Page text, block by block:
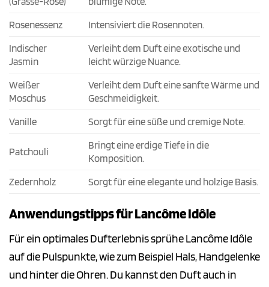
Rosenessenz
Intensiviert die Rosennoten.
Indischer
Jasmin
Verleiht dem Duft eine exotische und
leicht würzige Nuance.
Weißer
Moschus
Verleiht dem Duft eine sanfte Wärme und
Geschmeidigkeit.
Vanille
Sorgt für eine süße und cremige Note.
Patchouli
Bringt eine erdige Tiefe in die
Komposition.
Zedernholz
Sorgt für eine elegante und holzige Basis.
Anwendungstipps für Lancôme Idôle
Für ein optimales Dufterlebnis sprühe Lancôme Idôle
auf die Pulspunkte, wie zum Beispiel Hals, Handgelenke
und hinter die Ohren. Du kannst den Duft auch in